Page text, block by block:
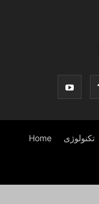
تکنولوژی Home